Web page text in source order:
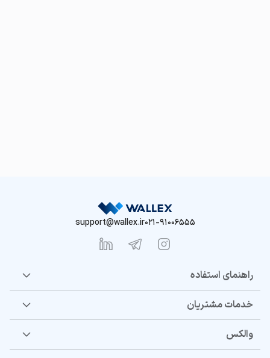
021-91006555
support@wallex.ir
راهنمای استفاده
خدمات مشتریان
والکس